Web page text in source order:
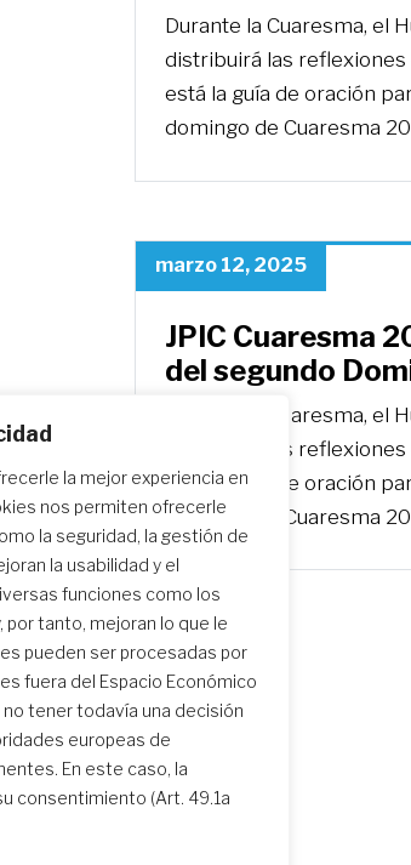
la mejor experiencia en
nos permiten ofrecerle
la seguridad, la gestión de
la usabilidad y el
funciones como los
tanto, mejoran lo que le
pueden ser procesadas por
fuera del Espacio Económico
no tener todavía una decisión
europeas de
En este caso, la
consentimiento (Art. 49.1a
Durante la Cuaresma, el
distribuirá las reflexiones
está la guía de oración
domingo de Cuaresma
marzo 12, 2025
JPIC Cuaresma
del segundo
Durante la Cuaresma, el
distribuirá las
está la guía de oración
domingo de Cuaresma